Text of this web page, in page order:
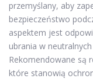
przemyślany, aby
bezpieczeństwo
aspektem jest
ubrania w
Rekomendowane są
które stanowią